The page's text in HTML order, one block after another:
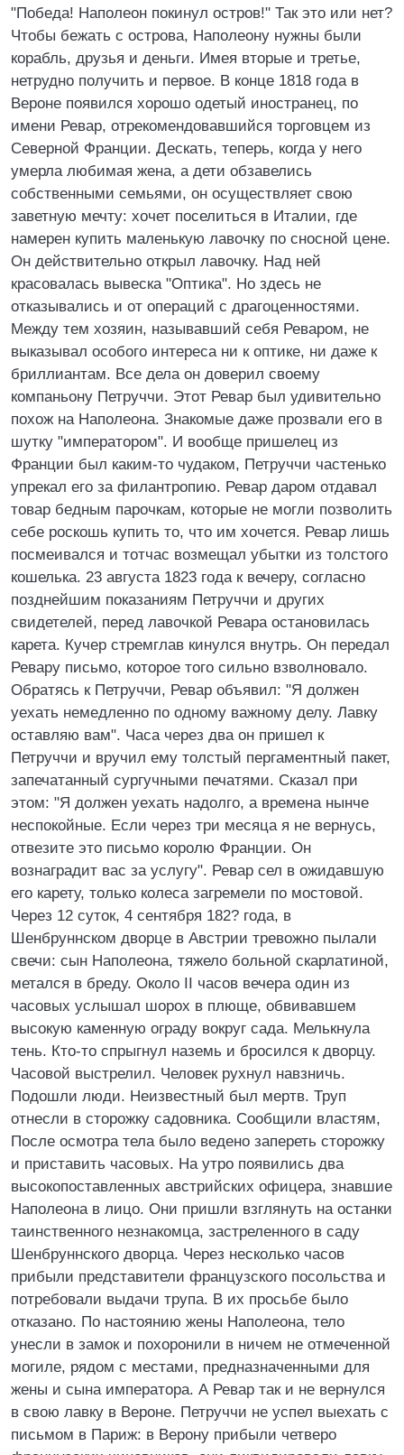
"Победа! Наполеон покинул остров!" Так это или нет?
Чтобы бежать с острова, Наполеону нужны были
корабль, друзья и деньги. Имея вторые и третье,
нетрудно получить и первое. В конце 1818 года в
Вероне появился хорошо одетый иностранец, по
имени Ревар, отрекомендовавшийся торговцем из
Северной Франции. Дескать, теперь, когда у него
умерла любимая жена, а дети обзавелись
собственными семьями, он осуществляет свою
заветную мечту: хочет поселиться в Италии, где
намерен купить маленькую лавочку по сносной цене.
Он действительно открыл лавочку. Над ней
красовалась вывеска "Оптика". Но здесь не
отказывались и от операций с драгоценностями.
Между тем хозяин, называвший себя Реваром, не
выказывал особого интереса ни к оптике, ни даже к
бриллиантам. Все дела он доверил своему
компаньону Петруччи. Этот Ревар был удивительно
похож на Наполеона. Знакомые даже прозвали его в
шутку "императором". И вообще пришелец из
Франции был каким-то чудаком, Петруччи частенько
упрекал его за филантропию. Ревар даром отдавал
товар бедным парочкам, которые не могли позволить
себе роскошь купить то, что им хочется. Ревар лишь
посмеивался и тотчас возмещал убытки из толстого
кошелька. 23 августа 1823 года к вечеру, согласно
позднейшим показаниям Петруччи и других
свидетелей, перед лавочкой Ревара остановилась
карета. Кучер стремглав кинулся внутрь. Он передал
Ревару письмо, которое того сильно взволновало.
Обратясь к Петруччи, Ревар объявил: "Я должен
уехать немедленно по одному важному делу. Лавку
оставляю вам". Часа через два он пришел к
Петруччи и вручил ему толстый пергаментный пакет,
запечатанный сургучными печатями. Сказал при
этом: "Я должен уехать надолго, а времена нынче
неспокойные. Если через три месяца я не вернусь,
отвезите это письмо королю Франции. Он
вознаградит вас за услугу". Ревар сел в ожидавшую
его карету, только колеса загремели по мостовой.
Через 12 суток, 4 сентября 182? года, в
Шенбруннском дворце в Австрии тревожно пылали
свечи: сын Наполеона, тяжело больной скарлатиной,
метался в бреду. Около II часов вечера один из
часовых услышал шорох в плюще, обвивавшем
высокую каменную ограду вокруг сада. Мелькнула
тень. Кто-то спрыгнул наземь и бросился к дворцу.
Часовой выстрелил. Человек рухнул навзничь.
Подошли люди. Неизвестный был мертв. Труп
отнесли в сторожку садовника. Сообщили властям,
После осмотра тела было ведено запереть сторожку
и приставить часовых. На утро появились два
высокопоставленных австрийских офицера, знавшие
Наполеона в лицо. Они пришли взглянуть на останки
таинственного незнакомца, застреленного в саду
Шенбруннского дворца. Через несколько часов
прибыли представители французского посольства и
потребовали выдачи трупа. В их просьбе было
отказано. По настоянию жены Наполеона, тело
унесли в замок и похоронили в ничем не отмеченной
могиле, рядом с местами, предназначенными для
жены и сына императора. А Ревар так и не вернулся
в свою лавку в Вероне. Петруччи не успел выехать с
письмом в Париж: в Верону прибыли четверо